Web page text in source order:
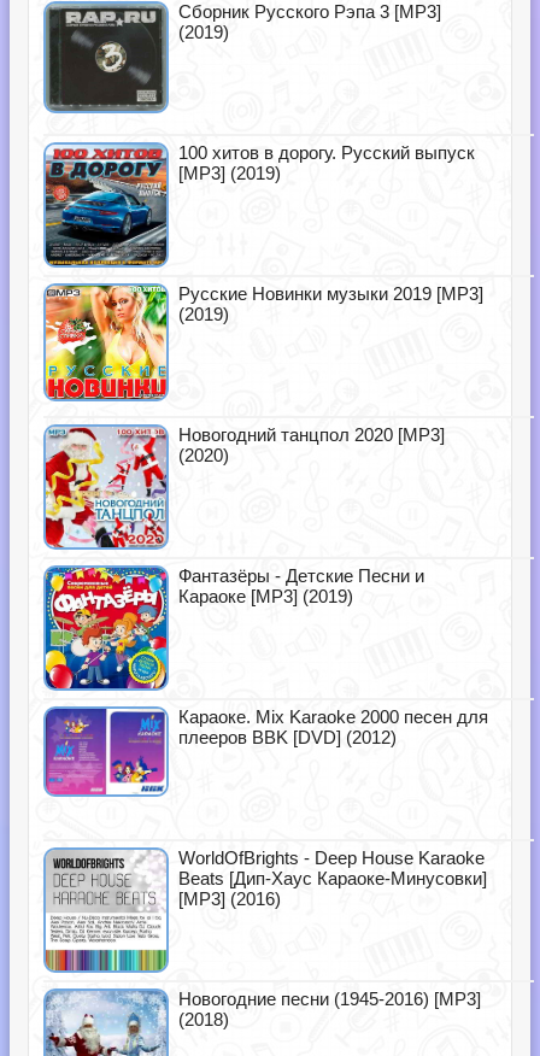
Сборник Русского Рэпа 3 [MP3]
(2019)
100 хитов в дорогу. Русский выпуск
[MP3] (2019)
Русские Новинки музыки 2019 [MP3]
(2019)
Новогодний танцпол 2020 [MP3]
(2020)
Фантазёры - Детские Песни и
Караоке [MP3] (2019)
Караоке. Mix Karaoke 2000 песен для
плееров BBK [DVD] (2012)
WorldOfBrights - Deep House Karaoke
Beats [Дип-Хаус Караоке-Минусовки]
[MP3] (2016)
Новогодние песни (1945-2016) [MP3]
(2018)